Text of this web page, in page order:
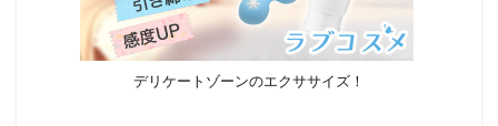
デリケートゾーンのエクササイズ！